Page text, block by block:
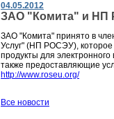
04.05.2012
ЗАО "Комита" и НП
ЗАО "Комита" принято в
Услуг" (НП РОСЭУ),
продукты для
также предоставляющие
http://www.roseu.org/
Все новости